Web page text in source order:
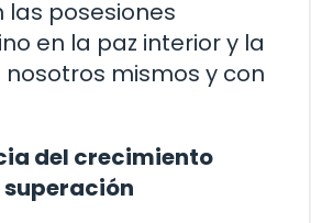
posesiones
en la paz interior y la
mismos y con
del crecimiento